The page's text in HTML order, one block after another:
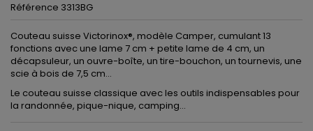
Référence 3313BG
Couteau suisse Victorinox®, modèle Camper, cumulant 13
fonctions avec une lame 7 cm + petite lame de 4 cm, un
décapsuleur, un ouvre-boîte, un tire-bouchon, un tournevis, une
scie à bois de 7,5 cm...
Le couteau suisse classique avec les outils indispensables pour
la randonnée, pique-nique, camping...